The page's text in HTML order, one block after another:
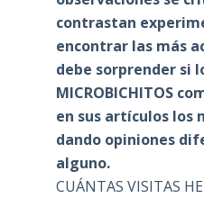
contrastan
encontrar las más
debe sorprender si
MICROBICHITOS
en sus artículos los
dando opiniones
alguno.
CUÁNTAS VISITAS